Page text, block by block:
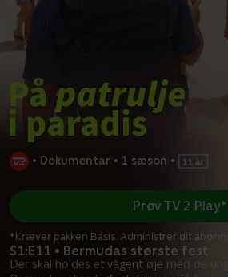
• Dokumentar • 1 sæson •
S1:E11 • Bermudas største fest
Der skal holdes et vågent øje med de
Prøv TV 2 Play*
*Kræver pakken Basis. Administrer dit